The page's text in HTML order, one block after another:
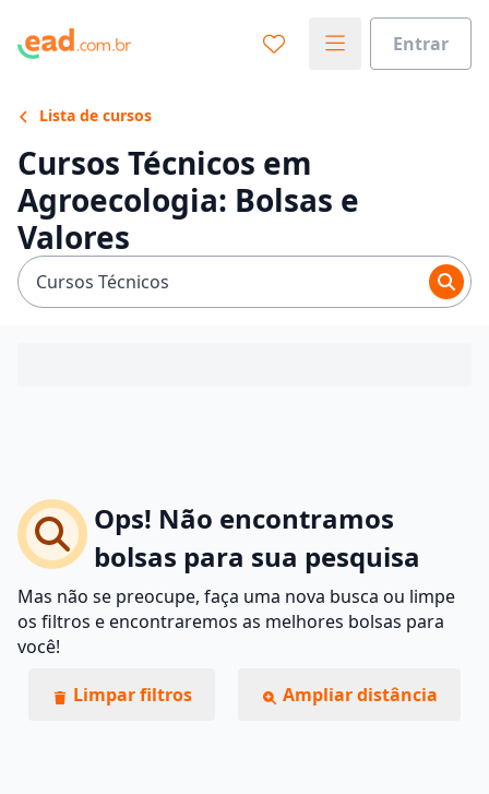
Entrar
Lista de cursos
Cursos Técnicos em
Agroecologia: Bolsas e
Valores
Cursos Técnicos
Ops! Não encontramos
bolsas para sua pesquisa
Mas não se preocupe, faça uma nova busca ou limpe
os filtros e encontraremos as melhores bolsas para
você!
Limpar filtros
Ampliar distância